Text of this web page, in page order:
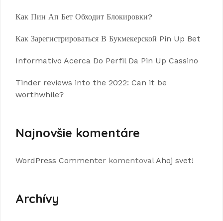
Как Пин Ап Бет Обходит Блокировки?
Как Зарегистрироваться В Букмекерской Pin Up Bet
Informativo Acerca Do Perfil Da Pin Up Cassino
Tinder reviews into the 2022: Can it be
worthwhile?
Najnovšie komentáre
WordPress Commenter komentovalAhoj svet!
Archívy